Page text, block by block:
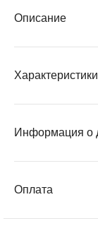
Описание
Характеристики
Информация о
Оплата